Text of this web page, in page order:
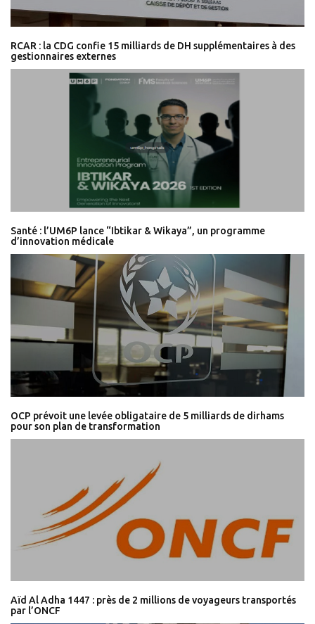
RCAR : la CDG confie 15 milliards de DH supplémentaires à des
gestionnaires externes
Santé : l’UM6P lance “Ibtikar & Wikaya”, un programme
d’innovation médicale
OCP prévoit une levée obligataire de 5 milliards de dirhams
pour son plan de transformation
Aïd Al Adha 1447 : près de 2 millions de voyageurs transportés
par l’ONCF